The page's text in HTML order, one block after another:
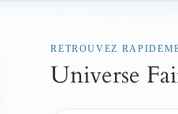
RETROUVEZ
Universe